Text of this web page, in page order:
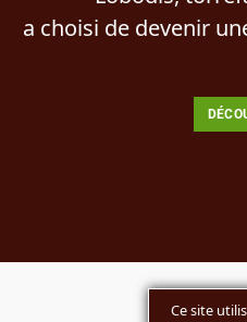
a choisi de devenir
Ce site